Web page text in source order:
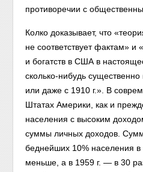
противоречии с
Колко доказывает, что
не соответствует фактам» и
и богатств в США в
сколько-нибудь
или даже с 1910 г.». В
Штатах Америки, как и
населения с высоким
суммы личных доходов.
беднейших 10% населения в
меньше, а в 1959 г. — в 30